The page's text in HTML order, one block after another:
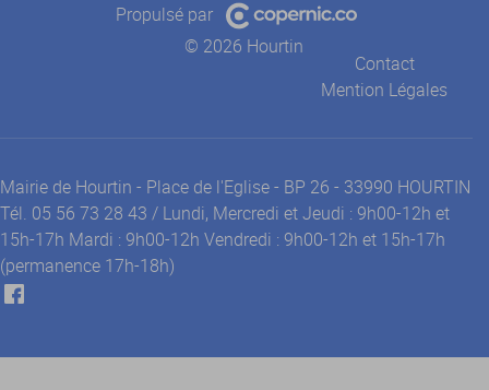
Propulsé par
© 2026 Hourtin
Contact
Mention Légales
Mairie de Hourtin - Place de l'Eglise - BP 26 - 33990 HOURTIN
Tél. 05 56 73 28 43 / Lundi, Mercredi et Jeudi : 9h00-12h et
15h-17h Mardi : 9h00-12h Vendredi : 9h00-12h et 15h-17h
(permanence 17h-18h)